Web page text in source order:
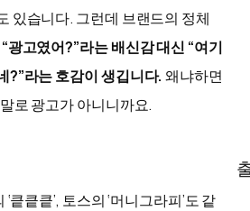
있습니다. 그런데 브랜드의 정체
“광고였어?”라는 배신감 대신 “여기
?”라는 호감이 생깁니다.왜냐하면
로 광고가 아니니까요.
‘킅킅킅’, 토스의 ‘머니그라피’도 같